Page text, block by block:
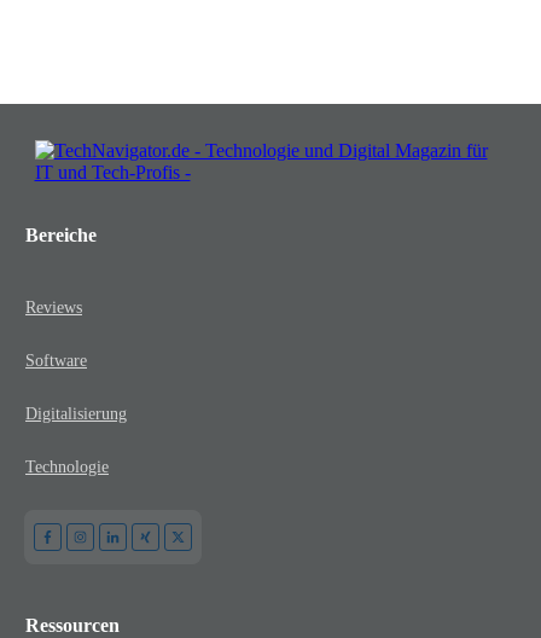
Bereiche
Reviews
Software
Digitalisierung
Technologie
Ressourcen